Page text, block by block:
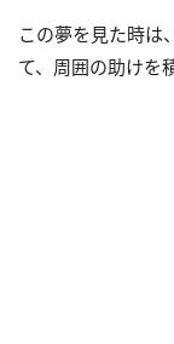
この夢を見た時は
て、周囲の助けを